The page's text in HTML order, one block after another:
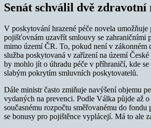
Senát schválil dvě zdravotní
V poskytování hrazené péče novela umožňuje
pojišťovnám uzavřít smlouvy se zahraničními
mimo území ČR. To, pokud není v zákonném
služba poskytovaná v zařízení na území
by mohlo jít o úhradu péče v příhraničí, kde
slabým pokrytím smluvních poskytovatelů.
Dále ministr často zmiňuje navýšení objemu
vydaných na prevenci. Podle Válka půjde až o
současnému rozpočtu směřovanému do fondu
se bonusy pro pojištěnce vyplácejí. Má to ale